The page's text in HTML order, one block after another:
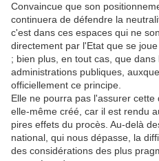
Convaincue que son
continuera de défendre la
c'est dans ces espaces qui ne
directement par l'Etat que se
; bien plus, en tout cas, que
administrations publiques,
officiellement ce principe.
Elle ne pourra pas l'assurer
elle-même créé, car il est rendu
pires effets du procès. Au-delà
national, qui nous dépasse, la
des considérations des plus